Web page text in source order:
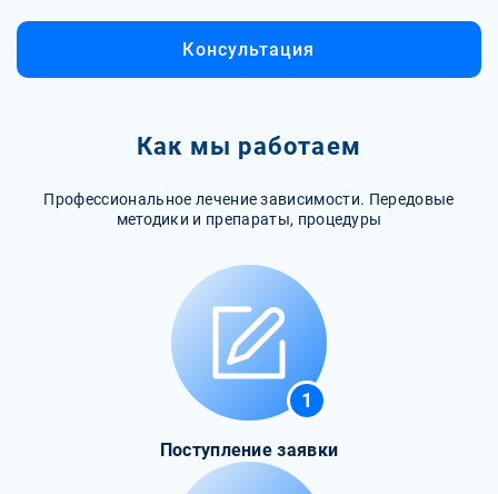
Консультация
Как мы работаем
Профессиональное лечение зависимости. Передовые
методики и препараты, процедуры
1
Поступление заявки